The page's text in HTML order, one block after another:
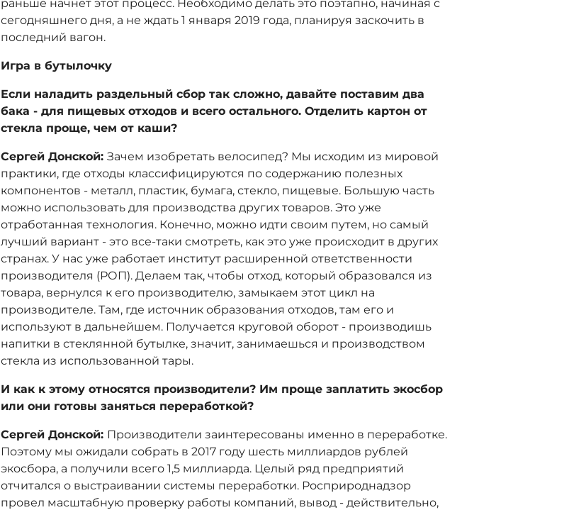
раньше начнет этот процесс. Необходимо делать это поэтапно, начиная с
сегодняшнего дня, а не ждать 1 января 2019 года, планируя заскочить в
последний вагон.
Игра в бутылочку
Если наладить раздельный сбор так сложно, давайте поставим два
бака - для пищевых отходов и всего остального. Отделить картон от
стекла проще, чем от каши?
Сергей Донской:Зачем изобретать велосипед? Мы исходим из мировой
практики, где отходы классифицируются по содержанию полезных
компонентов - металл, пластик, бумага, стекло, пищевые. Большую часть
можно использовать для производства других товаров. Это уже
отработанная технология. Конечно, можно идти своим путем, но самый
лучший вариант - это все-таки смотреть, как это уже происходит в других
странах. У нас уже работает институт расширенной ответственности
производителя (РОП). Делаем так, чтобы отход, который образовался из
товара, вернулся к его производителю, замыкаем этот цикл на
производителе. Там, где источник образования отходов, там его и
используют в дальнейшем. Получается круговой оборот - производишь
напитки в стеклянной бутылке, значит, занимаешься и производством
стекла из использованной тары.
И как к этому относятся производители? Им проще заплатить экосбор
или они готовы заняться переработкой?
Сергей Донской: Производители заинтересованы именно в переработке.
Поэтому мы ожидали собрать в 2017 году шесть миллиардов рублей
экосбора, а получили всего 1,5 миллиарда. Целый ряд предприятий
отчитался о выстраивании системы переработки. Росприроднадзор
провел масштабную проверку работы компаний, вывод - действительно,